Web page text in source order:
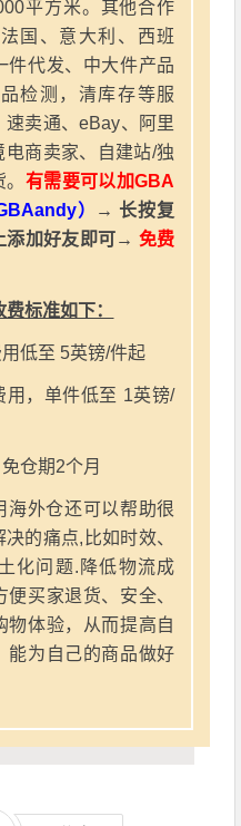
平方米。其他合作
国、意大利、西班
件代发、中大件产品
检测，清库存等服
卖通、eBay、阿里
商卖家、自建站/独
有需要可以加GBA
）
→ 长按复
添加好友即可→ 免费
标准如下：
低至 5英镑/件起
用，单件低至 1英镑/
仓期2个月
海外仓还可以帮助很
的痛点,比如时效、
化问题.降低物流成
买家退货、安全、
物体验，从而提高自
能为自己的商品做好